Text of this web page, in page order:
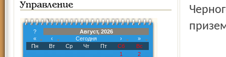
Управление
?
Август, 2026
«
‹ Сегодня ›
»
Пн
Вт Ср Чт Пт Сб
Вс
1
2